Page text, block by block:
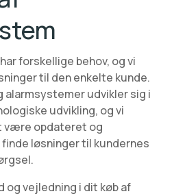
forskellige behov, og vi
til den enkelte kunde.
alarmsystemer udvikler sig i
udvikling, og vi
opdateret og
løsninger til kundernes
og vejledning i dit køb af